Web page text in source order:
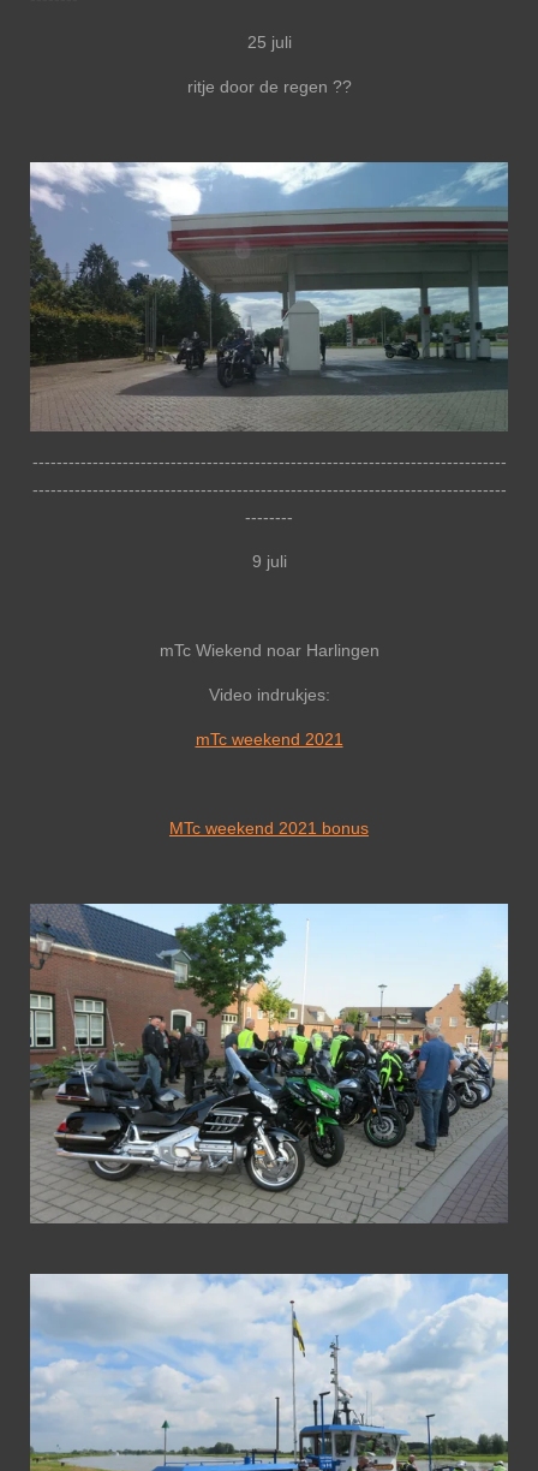
25 juli
ritje door de regen ??
-------------------------------------------------------------------------------
-------------------------------------------------------------------------------
--------
9 juli
mTc Wiekend noar Harlingen
Video indrukjes:
mTc weekend 2021
MTc weekend 2021 bonus